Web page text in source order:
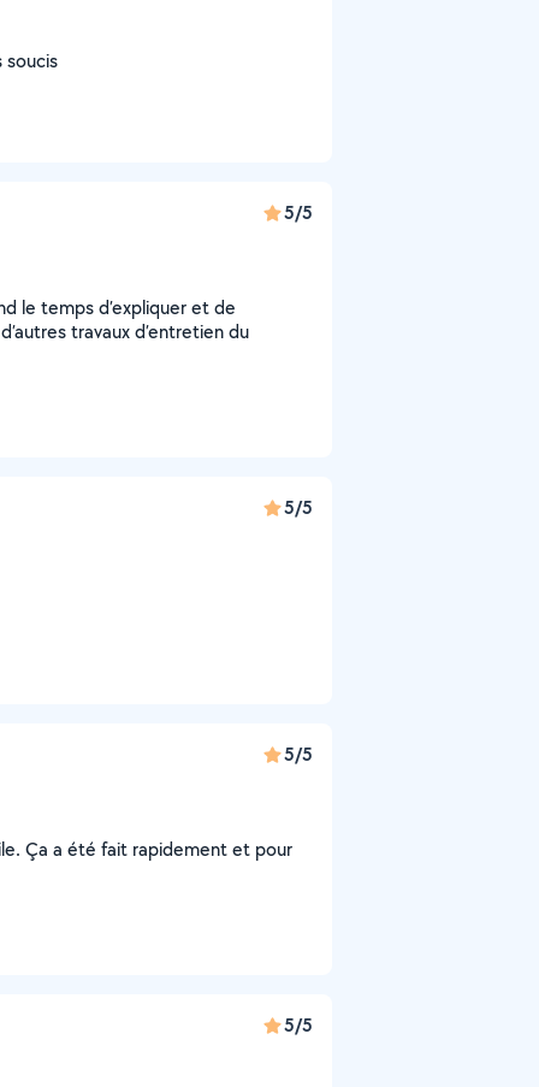
soucis
5/5
le temps d’expliquer et de
travaux d’entretien du
5/5
5/5
Ça a été fait rapidement et pour
5/5